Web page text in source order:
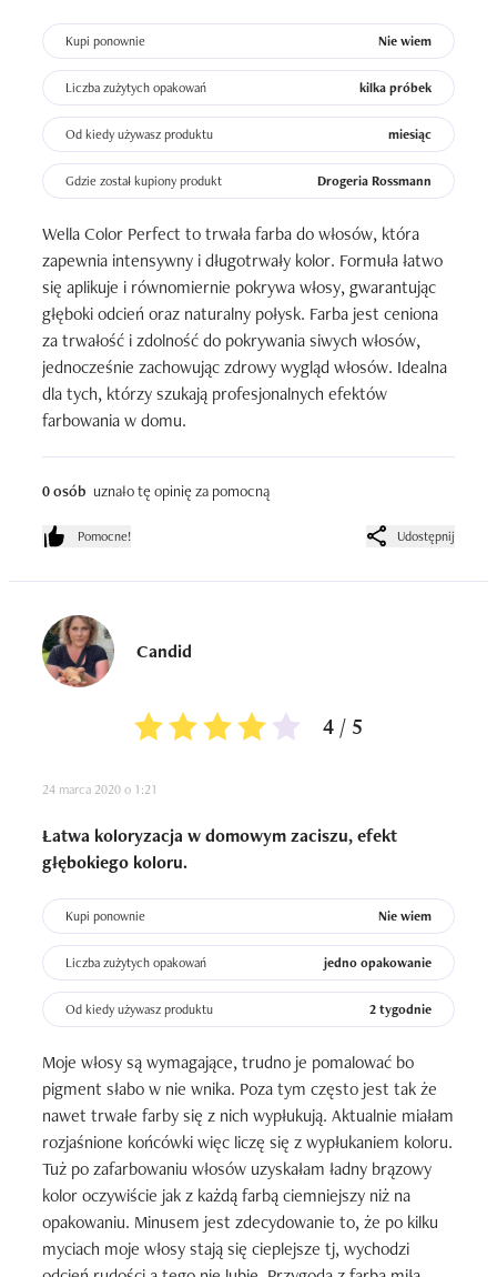
Kupi ponownie Nie wiem
Liczba zużytych opakowań kilka próbek
Od kiedy używasz produktu miesiąc
Gdzie został kupiony produkt Drogeria Rossmann
Wella Color Perfect to trwała farba do włosów, która
zapewnia intensywny i długotrwały kolor. Formuła łatwo
się aplikuje i równomiernie pokrywa włosy, gwarantując
głęboki odcień oraz naturalny połysk. Farba jest ceniona
za trwałość i zdolność do pokrywania siwych włosów,
jednocześnie zachowując zdrowy wygląd włosów. Idealna
dla tych, którzy szukają profesjonalnych efektów
farbowania w domu.
0 osób uznało tę opinię za pomocną
Pomocne! Udostępnij
Candid
4 / 5
24 marca 2020 o 1:21
Łatwa koloryzacja w domowym zaciszu, efekt
głębokiego koloru.
Kupi ponownie Nie wiem
Liczba zużytych opakowań jedno opakowanie
Od kiedy używasz produktu 2 tygodnie
Moje włosy są wymagające, trudno je pomalować bo
pigment słabo w nie wnika. Poza tym często jest tak że
nawet trwałe farby się z nich wypłukują. Aktualnie miałam
rozjaśnione końcówki więc liczę się z wypłukaniem koloru.
Tuż po zafarbowaniu włosów uzyskałam ładny brązowy
kolor oczywiście jak z każdą farbą ciemniejszy niż na
opakowaniu. Minusem jest zdecydowanie to, że po kilku
myciach moje włosy stają się cieplejsze tj, wychodzi